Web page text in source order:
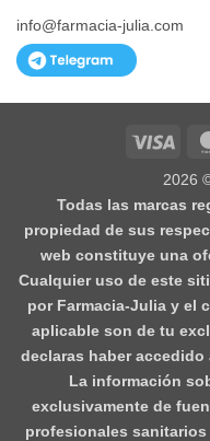
info@farmacia-julia.com
Visa
2026
Todas las marcas
propiedad de sus
web constituye una
Cualquier uso de este
por Farmacia-Julia y el
aplicable son de tu
declaras haber
La información
exclusivamente de
profesionales